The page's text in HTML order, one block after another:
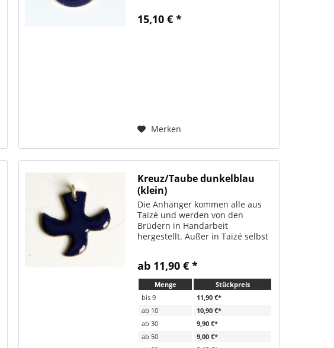
Die Anhänger kommen alle aus
15,10 € *
Merken
Kreuz/Taube dunkelblau
(klein)
Die Anhänger kommen alle aus
Taizé und werden von den
Brüdern in Handarbeit
hergestellt. Außer in Taizé selbst
passendem Bändchen verschickt.
Sehr beliebt als Geschenk zur...
ab 11,90 € *
Menge
Stückpreis
bis 9
11,90 €*
ab 10
10,90 €*
ab 30
9,90 €*
ab 50
9,00 €*